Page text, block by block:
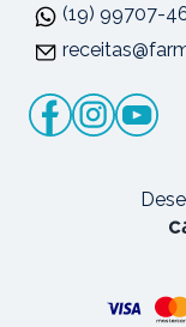
(19) 99707-